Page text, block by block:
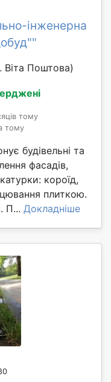
інженерна
Поштова)
тому
тому
будівельні та
фасадів,
короїд,
плиткою.
П... Докладніше